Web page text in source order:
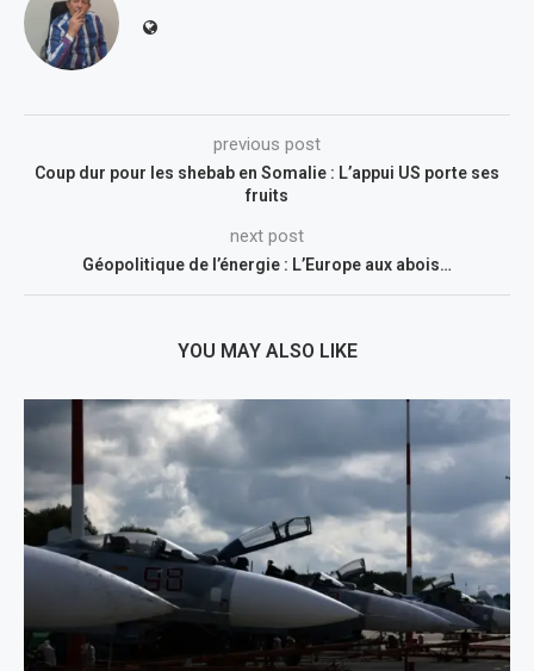
previous post
Coup dur pour les shebab en Somalie : L’appui US porte ses
fruits
next post
Géopolitique de l’énergie : L’Europe aux abois…
YOU MAY ALSO LIKE